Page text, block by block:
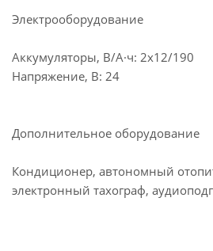
Электрооборудование
Аккумуляторы, В/А·ч: 2х12/190
Напряжение, B: 24
Дополнительное оборудование
Кондиционер, автономный
электронный тахограф,